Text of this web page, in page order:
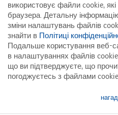
Для контрагентів
Інфолінія:
801 323 280
Wersja Polska English
використовує файли cookie, які
браузера. Детальну
зміни налаштувань файлів
знайти в Політиці
Подальше користування веб-
в налаштуваннях файлів
що ви підтверджуєте, що
погоджуєтесь з файлами